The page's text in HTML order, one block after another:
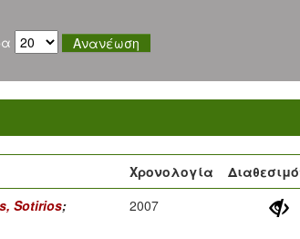
Χρονολογία
Sotirios;
2007